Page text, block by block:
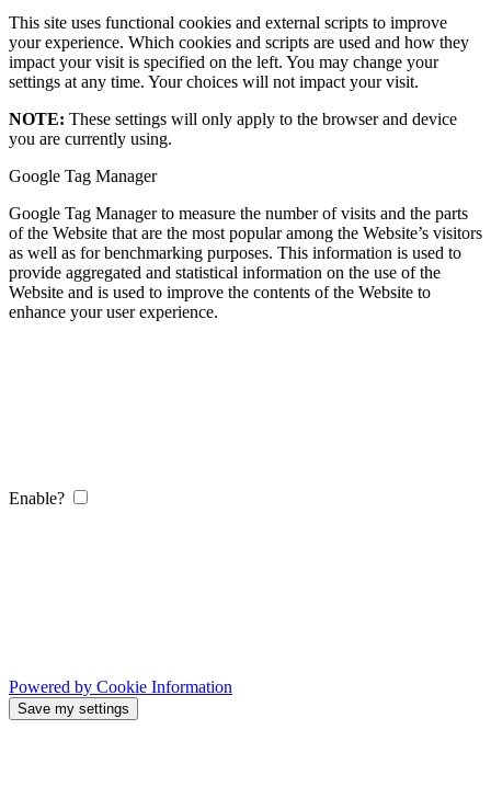
This site uses functional cookies and external scripts to improve
your experience. Which cookies and scripts are used and how they
impact your visit is specified on the left. You may change your
settings at any time. Your choices will not impact your visit.
NOTE: These settings will only apply to the browser and device
you are currently using.
Google Tag Manager
Google Tag Manager to measure the number of visits and the parts
of the Website that are the most popular among the Website’s visitors
as well as for benchmarking purposes. This information is used to
provide aggregated and statistical information on the use of the
Website and is used to improve the contents of the Website to
enhance your user experience.
Enable?
Powered by Cookie Information
Save my settings